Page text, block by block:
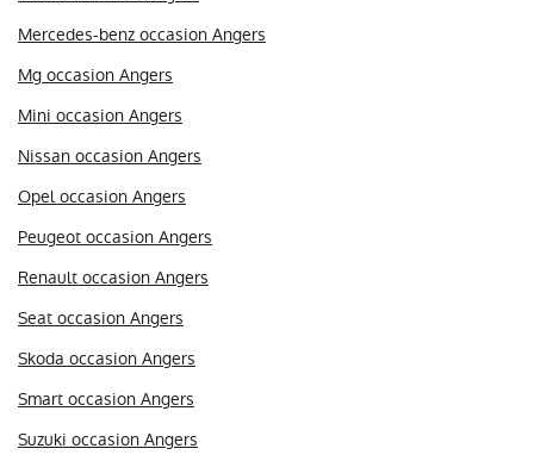
Mercedes-benz occasion Angers
Mg occasion Angers
Mini occasion Angers
Nissan occasion Angers
Opel occasion Angers
Peugeot occasion Angers
Renault occasion Angers
Seat occasion Angers
Skoda occasion Angers
Smart occasion Angers
Suzuki occasion Angers